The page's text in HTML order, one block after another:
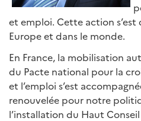
et emploi. Cette action s’est
Europe et dans le monde.
En France, la mobilisation
du Pacte national pour la
et l’emploi s’est
renouvelée pour notre
l’installation du Haut